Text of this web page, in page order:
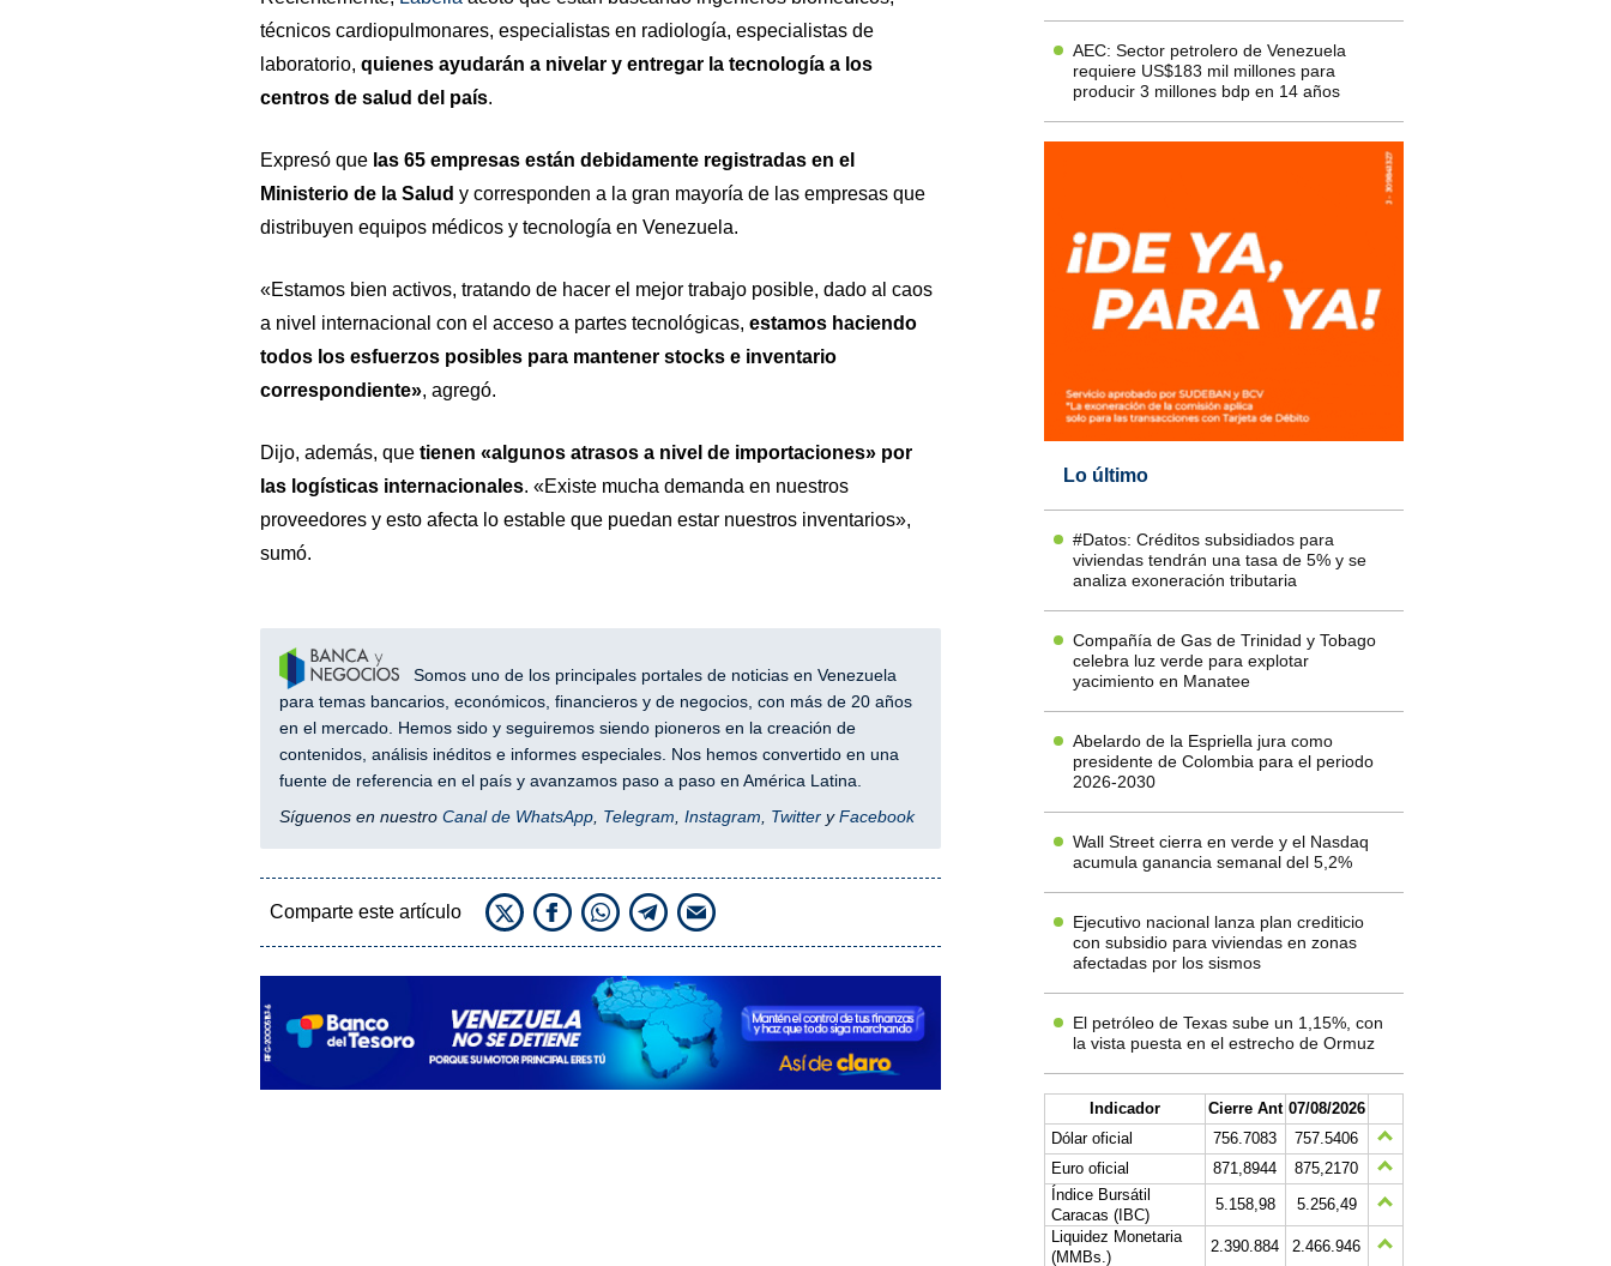
técnicos cardiopulmonares, especialistas en radiología, especialistas de
laboratorio, quienes ayudarán a nivelar y entregar la tecnología a los
centros de salud del país.
Expresó que las 65 empresas están debidamente registradas en el
Ministerio de la Salud y corresponden a la gran mayoría de las empresas que
distribuyen equipos médicos y tecnología en Venezuela.
«Estamos bien activos, tratando de hacer el mejor trabajo posible, dado al caos
a nivel internacional con el acceso a partes tecnológicas, estamos haciendo
todos los esfuerzos posibles para mantener stocks e inventario
correspondiente», agregó.
Dijo, además, que tienen «algunos atrasos a nivel de importaciones» por
las logísticas internacionales. «Existe mucha demanda en nuestros
proveedores y esto afecta lo estable que puedan estar nuestros inventarios»,
sumó.
Somos uno de los principales portales de noticias en Venezuela
para temas bancarios, económicos, financieros y de negocios, con más de 20 años
en el mercado. Hemos sido y seguiremos siendo pioneros en la creación de
contenidos, análisis inéditos e informes especiales. Nos hemos convertido en una
fuente de referencia en el país y avanzamos paso a paso en América Latina.
Síguenos en nuestro Canal de WhatsApp, Telegram, Instagram, TwitteryFacebook
Comparte este artículo
AEC: Sector petrolero de Venezuela
requiere US$183 mil millones para
producir 3 millones bdp en 14 años
Lo último
#Datos: Créditos subsidiados para
viviendas tendrán una tasa de 5% y se
analiza exoneración tributaria
Compañía de Gas de Trinidad y Tobago
celebra luz verde para explotar
yacimiento en Manatee
Abelardo de la Espriella jura como
presidente de Colombia para el periodo
2026-2030
Wall Street cierra en verde y el Nasdaq
acumula ganancia semanal del 5,2%
Ejecutivo nacional lanza plan crediticio
con subsidio para viviendas en zonas
afectadas por los sismos
El petróleo de Texas sube un 1,15%, con
la vista puesta en el estrecho de Ormuz
Indicador Cierre Ant 07/08/2026
Dólar oficial
756.7083
757.5406
Euro oficial
871,8944
875,2170
Índice Bursátil
Caracas (IBC)
5.158,98
5.256,49
Liquidez Monetaria
(MMBs.)
2.390.884
2.466.946